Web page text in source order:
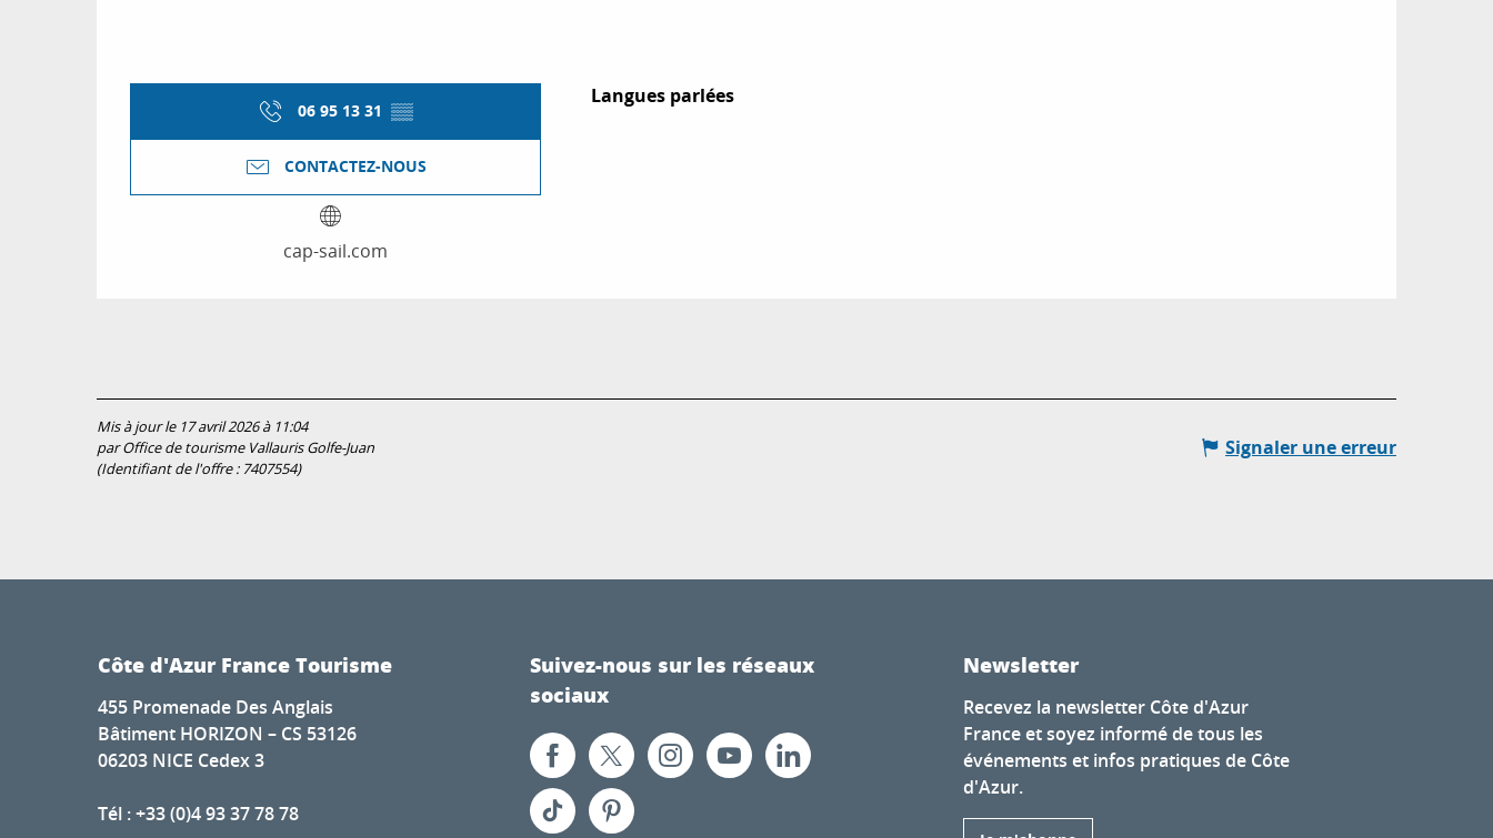
06 95 13 31 ▒▒
CONTACTEZ-NOUS
cap-sail.com
Langues parlées
Langues parlées
Mis à jour le 17 avril 2026 à 11:04
par Office de tourisme Vallauris Golfe-Juan
(Identifiant de l'offre : 7407554)
Signaler une erreur
Côte d'Azur France Tourisme
455 Promenade Des Anglais
Bâtiment HORIZON – CS 53126
06203 NICE Cedex 3
Tél : +33 (0)4 93 37 78 78
Suivez-nous sur les réseaux
sociaux
Newsletter
Recevez la newsletter Côte d'Azur
France et soyez informé de tous les
événements et infos pratiques de Côte
d'Azur.